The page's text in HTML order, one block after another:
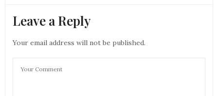
Leave a Reply
Your email address will not be published.